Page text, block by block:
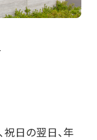
祝日の翌日、年